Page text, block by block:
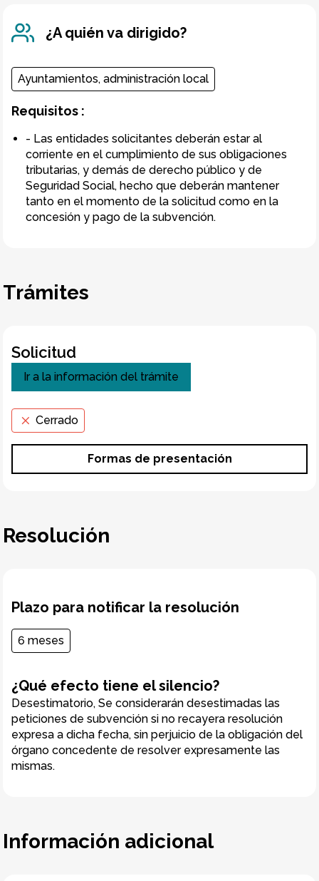
¿A quién va dirigido?
Ayuntamientos, administración local
Requisitos :
- Las entidades solicitantes deberán estar al
corriente en el cumplimiento de sus obligaciones
tributarias, y demás de derecho público y de
Seguridad Social, hecho que deberán mantener
tanto en el momento de la solicitud como en la
concesión y pago de la subvención.
Trámites
Solicitud
Ir a la información del trámite
Cerrado
Formas de presentación
Resolución
Plazo para notificar la resolución
6 meses
¿Qué efecto tiene el silencio?
Desestimatorio, Se considerarán desestimadas las
peticiones de subvención si no recayera resolución
expresa a dicha fecha, sin perjuicio de la obligación del
órgano concedente de resolver expresamente las
mismas.
Información adicional